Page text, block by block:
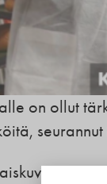
on ollut